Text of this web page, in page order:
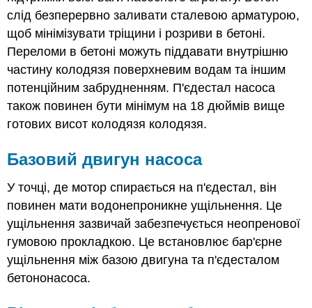
слід безперервно заливати сталевою арматурою,
щоб мінімізувати тріщини і розриви в бетоні.
Переломи в бетоні можуть піддавати внутрішню
частину колодязя поверхневим водам та іншим
потенційним забрудненням. П'єдестал насоса
також повинен бути мінімум на 18 дюймів вище
готових висот колодязя колодязя.
Базовий двигун насоса
У точці, де мотор спирається на п'єдестал, він
повинен мати водонепроникне ущільнення. Це
ущільнення зазвичай забезпечується неопренової
гумовою прокладкою. Це встановлює бар'єрне
ущільнення між базою двигуна та п'єдесталом
бетононасоса.